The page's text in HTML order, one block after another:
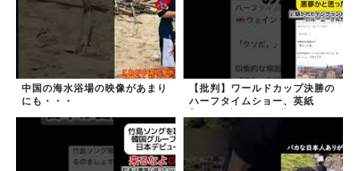
中国の海水浴場の映像があまり
にも・・・
【批判】ワールドカップ決勝の
ハーフタイムショー、英紙
た｣